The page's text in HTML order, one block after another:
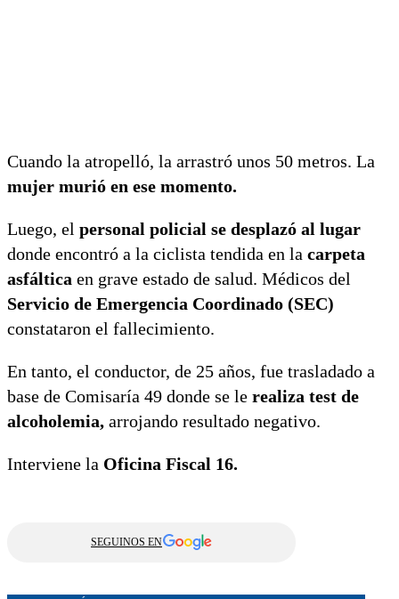
Cuando la atropelló, la arrastró unos 50 metros. La
mujer murió en ese momento.
Luego, el personal policial se desplazó al lugar
donde encontró a la ciclista tendida en la carpeta
asfáltica en grave estado de salud. Médicos del
Servicio de Emergencia Coordinado (SEC)
constataron el fallecimiento.
En tanto, el conductor, de 25 años, fue trasladado a
base de Comisaría 49 donde se le realiza test de
alcoholemia, arrojando resultado negativo.
Interviene la Oficina Fiscal 16.
SEGUINOS EN